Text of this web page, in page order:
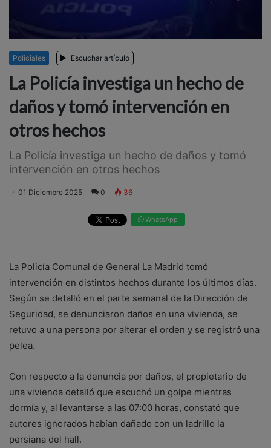
Policiales Escuchar artículo
La Policía investiga un hecho de
daños y tomó intervención en
otros hechos
La Policía investiga un hecho de daños y tomó
intervención en otros hechos
01 Diciembre 2025 0 36
WhatsApp
La Policía Comunal de General La Madrid tomó
intervención en distintos hechos durante los últimos días.
Según se detalló en el parte semanal de la Dirección de
Seguridad, se denunciaron daños en una vivienda, se
retuvo a una persona por alterar el orden y se registró una
pelea.
Con respecto a la denuncia por daños, el propietario de
una vivienda detalló que escuchó un golpe mientras
dormía y, al levantarse a las 07:00 horas, constató que
autores ignorados habían dañado con un ladrillo la
persiana del hall.